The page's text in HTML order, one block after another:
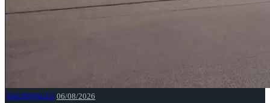
NACIONALES 06/08/2026